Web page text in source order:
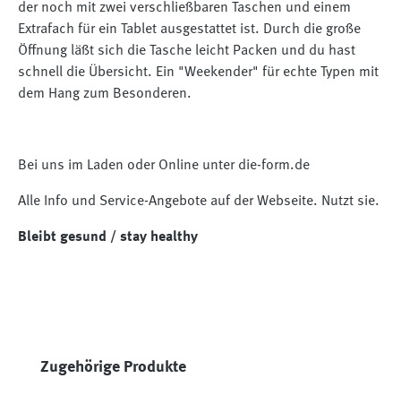
der noch mit zwei verschließbaren Taschen und einem
Extrafach für ein Tablet ausgestattet ist. Durch die große
Öffnung läßt sich die Tasche leicht Packen und du hast
schnell die Übersicht. Ein "Weekender" für echte Typen mit
dem Hang zum Besonderen.
Bei uns im Laden oder Online unter die-form.de
Alle Info und Service-Angebote auf der Webseite. Nutzt sie.
Bleibt gesund / stay healthy
Produktgalerie überspringen
Zugehörige Produkte